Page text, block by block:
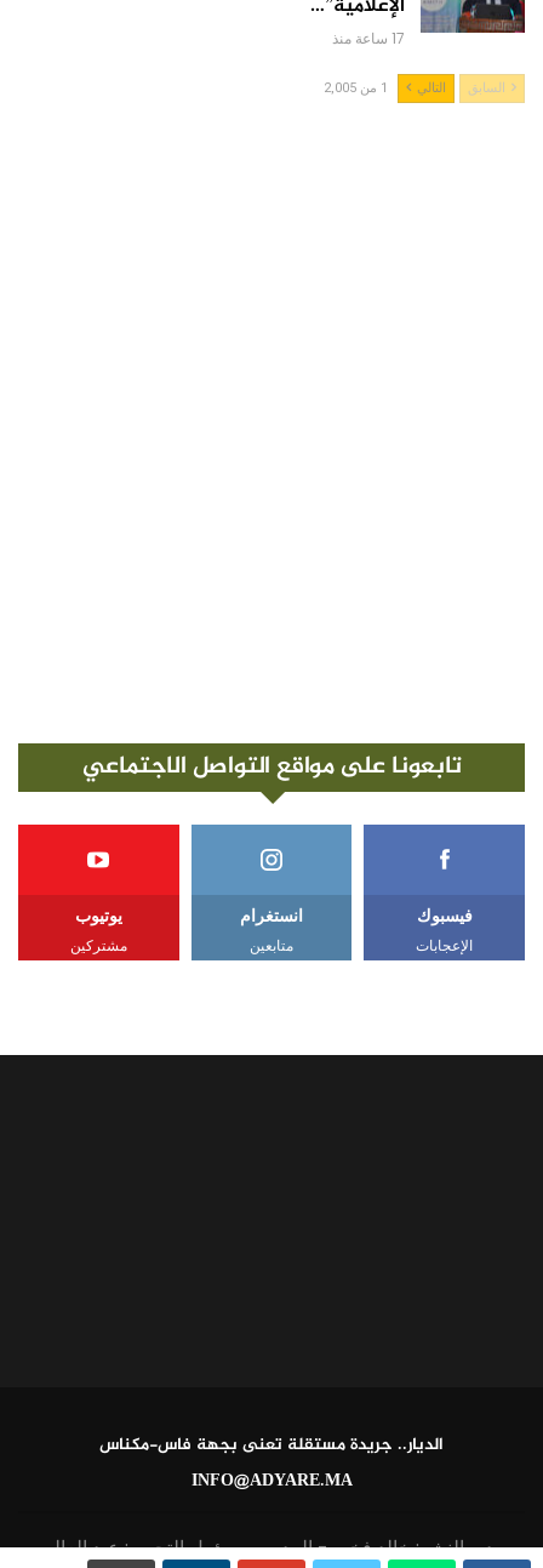
17 ساعة منذ
السابق التالي 1 من 2,005
تابعونا على مواقع التواصل الاجتماعي
فيسبوك
الإعجابات
انستغرام
متابعين
يوتيوب
مشتركين
الديار.. جريدة مستقلة تعنى بجهة فاس-مكناس
INFO@ADYARE.MA
مدير النشر: خالد فخير - المدير ومسؤول التحرير: عبد العالي